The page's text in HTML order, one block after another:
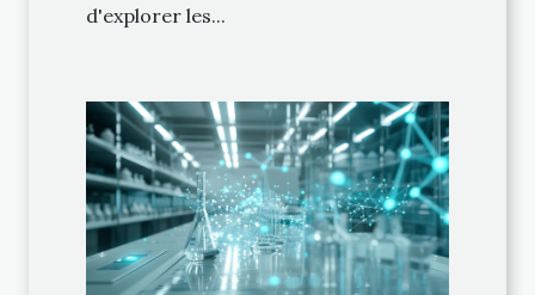
d'explorer les...